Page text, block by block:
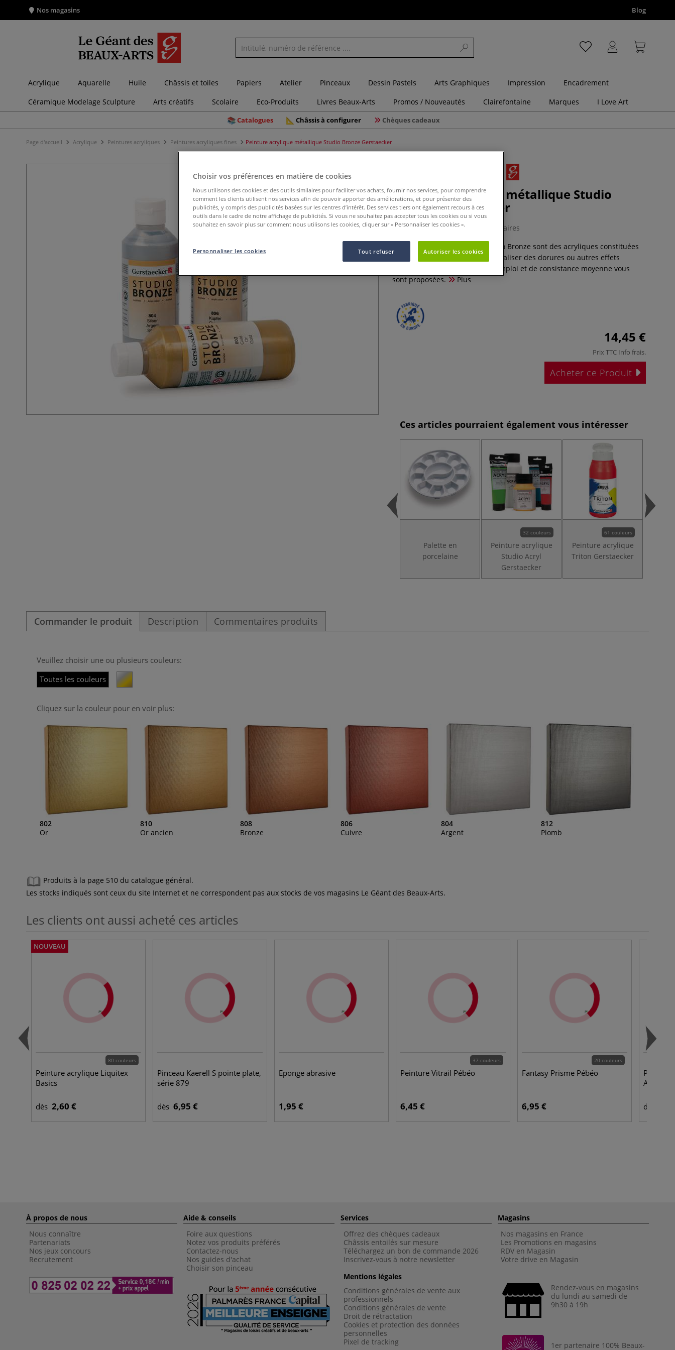
Nos magasins Blog
Acrylique Aquarelle Huile Châssis et toiles Papiers Atelier Pinceaux Dessin Pastels Arts Graphiques Impression
Encadrement
Céramique Modelage Sculpture
Arts créatifs Scolaire Eco-Produits Livres Beaux-Arts Promos / Nouveautés Clairefontaine Marques I Love Art
Catalogues Châssis à configurer Chèques cadeaux
Page d'accueil Acrylique Peintures acryliques Peintures acryliques fines Peinture acrylique métallique Studio Bronze Gerstaecker
Peinture acrylique métallique Studio
Bronze Gerstaecker
2 Commentaires
Les acryliques métalliques Studio Bronze sont des acryliques constituées
de pigments métalliques pour réaliser des dorures ou autres effets
spéciaux. 6 nuances prêtes à l’emploi et de consistance moyenne vous
sont proposées.
Plus
14,45 €
Prix TTC Info frais.
Acheter ce Produit
Ces articles pourraient également vous intéresser
Palette en
porcelaine
32 couleurs
Peinture acrylique
Studio Acryl
Gerstaecker
61 couleurs
Peinture acrylique
Triton Gerstaecker
Commander le produit Description Commentaires produits
Veuillez choisir une ou plusieurs couleurs:
Toutes les couleurs
Cliquez sur la couleur pour en voir plus:
802
Or
810
Or ancien
808
Bronze
806
Cuivre
804
Argent
812
Plomb
Produits à la page 510 du catalogue général.
Les stocks indiqués sont ceux du site Internet et ne correspondent pas aux stocks de vos magasins Le Géant des Beaux-Arts.
Les clients ont aussi acheté ces articles
NOUVEAU
80 couleurs
Peinture acrylique Liquitex
Basics
dès 2,60 €
Pinceau Kaerell S pointe plate,
série 879
dès 6,95 €
Eponge abrasive
1,95 €
37 couleurs
Peinture Vitrail Pébéo
6,45 €
20 couleurs
Fantasy Prisme Pébéo
6,95 €
Pinceau
Art
dès
À propos de nous
Nous connaître
Partenariats
Nos jeux concours
Recrutement
Aide & conseils
Foire aux questions
Notez vos produits préférés
Contactez-nous
Nos guides d'achat
Choisir son pinceau
Services
Offrez des chèques cadeaux
Châssis entoilés sur mesure
Téléchargez un bon de commande 2026
Inscrivez-vous à notre newsletter
Mentions légales
Conditions générales de vente aux
professionnels
Conditions générales de vente
Droit de rétractation
Cookies et protection des données
personnelles
Pixel de tracking
Magasins
Nos magasins en France
Les Promotions en magasins
RDV en Magasin
Votre drive en Magasin
Rendez-vous en magasins
du lundi au samedi de
9h30 à 19h
1er partenaire 100% Beaux-
Choisir vos préférences en matière de cookies
Nous utilisons des cookies et des outils similaires pour faciliter vos achats, fournir nos services, pour comprendre
comment les clients utilisent nos services afin de pouvoir apporter des améliorations, et pour présenter des
publicités, y compris des publicités basées sur les centres d’intérêt. Des services tiers ont également recours à ces
outils dans le cadre de notre affichage de publicités. Si vous ne souhaitez pas accepter tous les cookies ou si vous
souhaitez en savoir plus sur comment nous utilisons les cookies, cliquer sur « Personnaliser les cookies ».
Tout refuser Autoriser les cookies
Personnaliser les cookies